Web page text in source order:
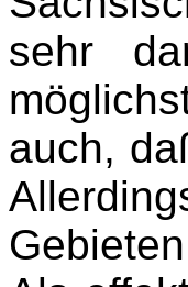
sehr
auch,